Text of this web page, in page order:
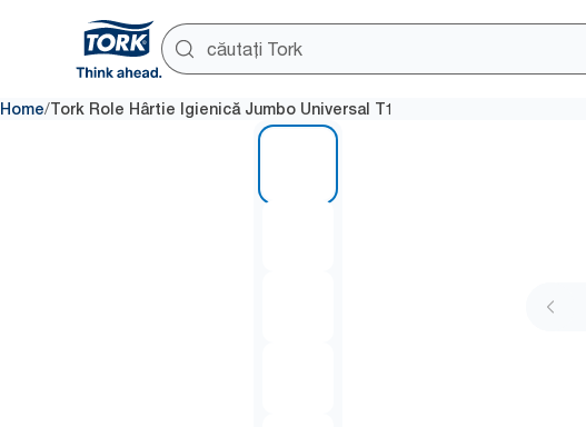
Home/Tork Role Hârtie Igienică Jumbo Universal T1